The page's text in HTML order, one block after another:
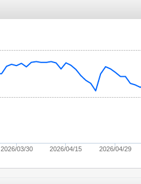
2026/03/30 2026/04/15 2026/04/29